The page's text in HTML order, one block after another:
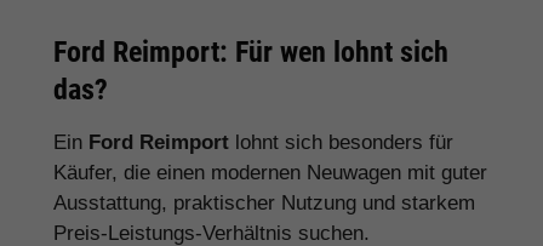
Ford Reimport: Für wen lohnt sich
das?
Ein Ford Reimport lohnt sich besonders für
Käufer, die einen modernen Neuwagen mit guter
Ausstattung, praktischer Nutzung und starkem
Preis-Leistungs-Verhältnis suchen.